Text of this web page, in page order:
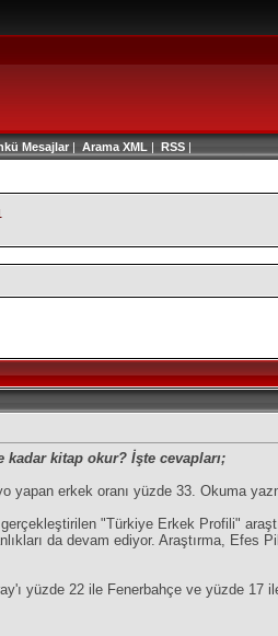
Mesajlar| Arama XML | RSS |
kadar kitap okur? İşte cevapları;
yapan erkek oranı yüzde 33. Okuma
"Türkiye Erkek Profili"
da devam ediyor. Araştırma, Efes
yüzde 22 ile Fenerbahçe ve yüzde